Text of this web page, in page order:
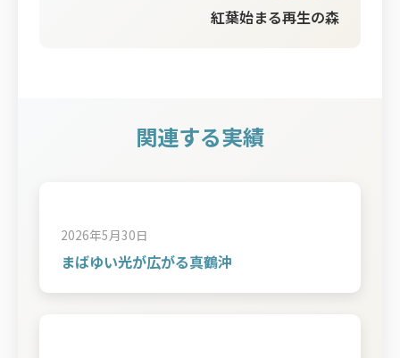
紅葉始まる再生の森
関連する実績
2026年5月30日
まばゆい光が広がる真鶴沖